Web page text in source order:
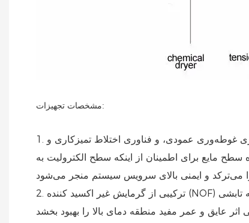
مشخصات تجهیزات:
1. مجهز به بخش تمیزکاری شیمیایی فولاد یا تمیزکاری الکترولیتی با راندمان بالا، حالت تمیزکاری اختیاری با ترکیب اسپری افقی و اسپری غوطه‌وری عمودی، و فناوری اختلاط تمیزکاری و
سطح مایع برای اطمینان از اینکه سطح الکترولیت به
2. ترکیبی از گرمایش غیر اکسید کننده (NOF) و گرمایش لوله تابشی (RTH) مزایایی از جمله سرعت گرمایش سریع، راندمان حرارتی بالا، روش کنترل نسبت هوا به سوخت با محدود